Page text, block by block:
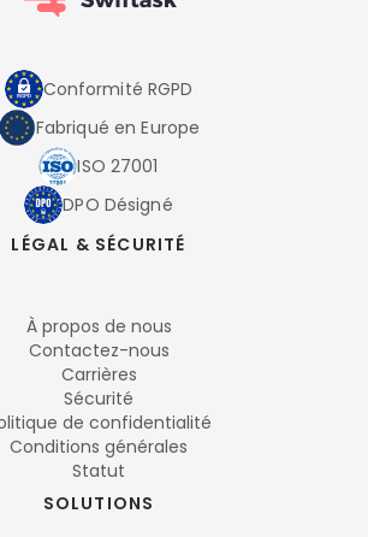
Conformité RGPD
Fabriqué en Europe
ISO 27001
DPO Désigné
LÉGAL & SÉCURITÉ
À propos de nous
Contactez-nous
Carrières
Sécurité
de confidentialité
Conditions générales
Statut
SOLUTIONS